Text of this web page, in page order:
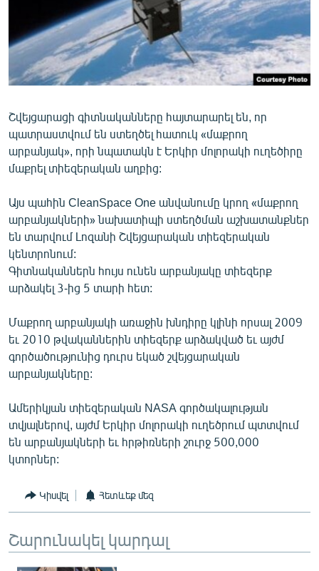
ՄԻՋԱԶԳԱՅԻՆ
ՄՇԱԿՈՒՅԹ
ՍՊՈՐՏ
ՄԵԿՆԱԲԱՆՈՒԹՅՈՒՆ
ՏՏ ԵՒ ԻՆՏԵՐՆԵՏ
ԿՈՐՈՆԱՎԻՐՈՒՍ
ԱՐԽԻՎ
ԲԱՆԱՎԵՃ
ՁԳՏԵԼՈՎ ԼԱՎԱԳՈՒՅՆԻՆ
ՓՈԴՔԱՍԹ
English
Русский
«Ազատության» բոլոր կայքերը
Շվեյցարացի գիտնականները հայտարարել են, որ
պատրաստվում են ստեղծել հատուկ «մաքրող
արբանյակ», որի նպատակն է Երկիր մոլորակի ուղեծիրը
մաքրել տիեզերական աղբից:
Այս պահին CleanSpace One անվանումը կրող «մաքրող
արբանյակների» նախատիպի ստեղծման աշխատանքներ
են տարվում Լոզանի Շվեյցարական տիեզերական
կենտրոնում:
Գիտնականներն հույս ունեն արբանյակը տիեզերք
արձակել 3-ից 5 տարի հետ:
Մաքրող արբանյակի առաջին խնդիրը կլինի որսալ 2009
եւ 2010 թվականներին տիեզերք արձակված եւ այժմ
գործածությունից դուրս եկած շվեյցարական
արբանյակները:
Ամերիկյան տիեզերական NASA գործակալության
տվյալներով, այժմ Երկիր մոլորակի ուղեծրում պտտվում
են արբանյակների եւ հրթիռների շուրջ 500,000
կտորներ:
Կիսվել Հետևեք մեզ
Շարունակել կարդալ